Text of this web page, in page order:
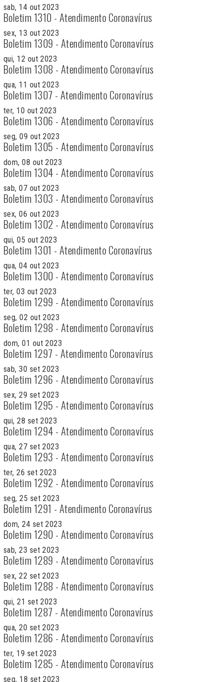
sab, 14 out 2023
Boletim 1310 - Atendimento Coronavírus
sex, 13 out 2023
Boletim 1309 - Atendimento Coronavírus
qui, 12 out 2023
Boletim 1308 - Atendimento Coronavírus
qua, 11 out 2023
Boletim 1307 - Atendimento Coronavírus
ter, 10 out 2023
Boletim 1306 - Atendimento Coronavírus
seg, 09 out 2023
Boletim 1305 - Atendimento Coronavírus
dom, 08 out 2023
Boletim 1304 - Atendimento Coronavírus
sab, 07 out 2023
Boletim 1303 - Atendimento Coronavírus
sex, 06 out 2023
Boletim 1302 - Atendimento Coronavírus
qui, 05 out 2023
Boletim 1301 - Atendimento Coronavírus
qua, 04 out 2023
Boletim 1300 - Atendimento Coronavírus
ter, 03 out 2023
Boletim 1299 - Atendimento Coronavírus
seg, 02 out 2023
Boletim 1298 - Atendimento Coronavírus
dom, 01 out 2023
Boletim 1297 - Atendimento Coronavírus
sab, 30 set 2023
Boletim 1296 - Atendimento Coronavírus
sex, 29 set 2023
Boletim 1295 - Atendimento Coronavírus
qui, 28 set 2023
Boletim 1294 - Atendimento Coronavírus
qua, 27 set 2023
Boletim 1293 - Atendimento Coronavírus
ter, 26 set 2023
Boletim 1292 - Atendimento Coronavírus
seg, 25 set 2023
Boletim 1291 - Atendimento Coronavírus
dom, 24 set 2023
Boletim 1290 - Atendimento Coronavírus
sab, 23 set 2023
Boletim 1289 - Atendimento Coronavírus
sex, 22 set 2023
Boletim 1288 - Atendimento Coronavírus
qui, 21 set 2023
Boletim 1287 - Atendimento Coronavírus
qua, 20 set 2023
Boletim 1286 - Atendimento Coronavírus
ter, 19 set 2023
Boletim 1285 - Atendimento Coronavírus
seg, 18 set 2023